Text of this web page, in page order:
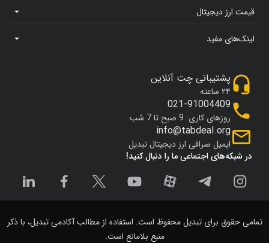
قیمت ارز دیجیتال
لینک‌های مفید
در شبکه‌های اجتماعی ما را دنبال کنید!
پشتیبانی چت آنلاین
۲۴ ساعته
021-91004409
روزهای کاری: 9 صبح تا 7 شب
info@tabdeal.org
ایمیل صرافی ارز دیجیتال تبدیل
تمامی حقوق برای تبدیل محفوظ است. استفاده از مطالب آکادمی تبدیل، با ذکر
منبع بلامانع است.